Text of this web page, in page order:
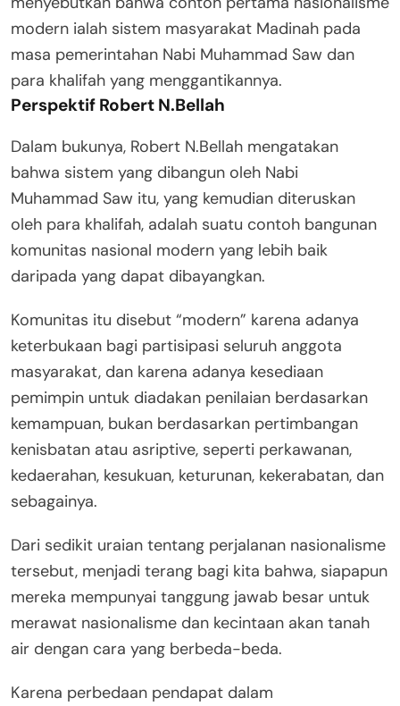
modern ialah sistem masyarakat Madinah pada
masa pemerintahan Nabi Muhammad Saw dan
para khalifah yang menggantikannya.
Perspektif Robert N.Bellah
Dalam bukunya, Robert N.Bellah mengatakan
bahwa sistem yang dibangun oleh Nabi
Muhammad Saw itu, yang kemudian diteruskan
oleh para khalifah, adalah suatu contoh bangunan
komunitas nasional modern yang lebih baik
daripada yang dapat dibayangkan.
Komunitas itu disebut “modern” karena adanya
keterbukaan bagi partisipasi seluruh anggota
masyarakat, dan karena adanya kesediaan
pemimpin untuk diadakan penilaian berdasarkan
kemampuan, bukan berdasarkan pertimbangan
kenisbatan atau asriptive, seperti perkawanan,
kedaerahan, kesukuan, keturunan, kekerabatan, dan
sebagainya.
Dari sedikit uraian tentang perjalanan nasionalisme
tersebut, menjadi terang bagi kita bahwa, siapapun
mereka mempunyai tanggung jawab besar untuk
merawat nasionalisme dan kecintaan akan tanah
air dengan cara yang berbeda-beda.
Karena perbedaan pendapat dalam